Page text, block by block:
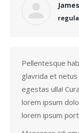
Pellentesque
glavrida et
egestas ulla!
lorem ipsum
lorem ipsum